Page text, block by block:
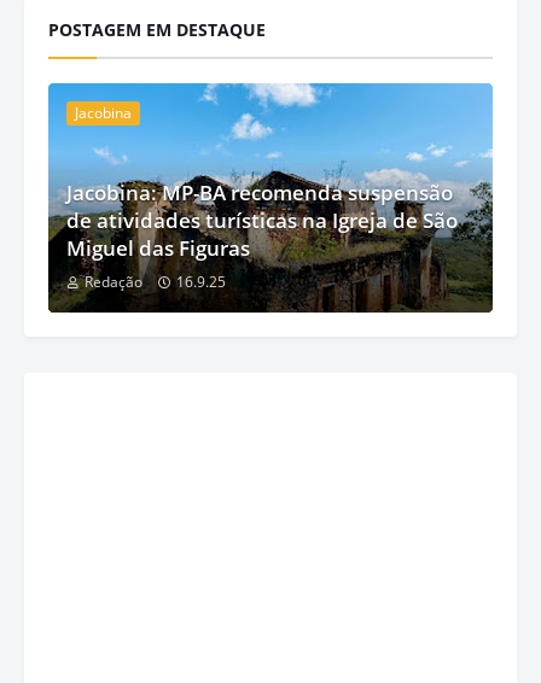
POSTAGEM EM DESTAQUE
Jacobina
Jacobina: MP-BA recomenda suspensão
de atividades turísticas na Igreja de São
Miguel das Figuras
Redação 16.9.25